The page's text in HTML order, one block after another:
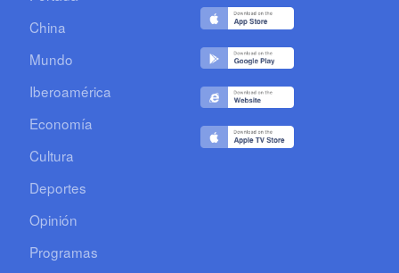
China
Mundo
Iberoamérica
Economía
Cultura
Deportes
Opinión
Programas